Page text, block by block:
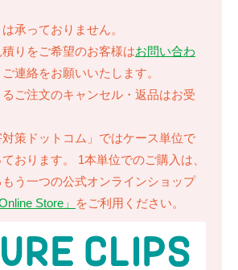
承っておりません。
りをご希望のお客様はお問い合わ
ご連絡をお願いいたします。
ご注文のキャンセル・返品はお受
策ドットコム」ではケース単位で
おります。 1本単位でのご購入は、
う一つの公式オンラインショップ
Store」
をご利用ください。
イタチ・テン・
マングース対策
ヌートリア対策
鳥・カラス対策
ブルーギル対策